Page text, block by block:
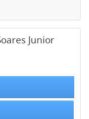
Junior